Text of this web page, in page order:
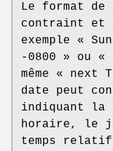
Le format de
contraint et
exemple «
-0800 » ou «
même « next
date peut
indiquant la
horaire, le
temps